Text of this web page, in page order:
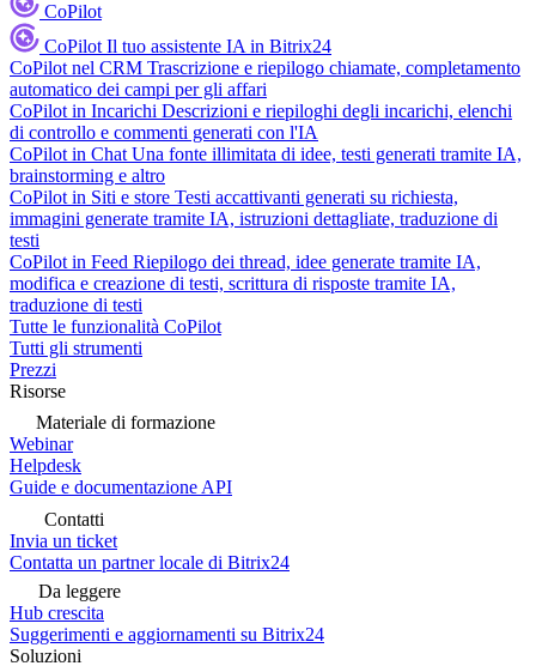
CoPilot
CoPilot Il tuo assistente IA in Bitrix24
CoPilot nel CRM Trascrizione e riepilogo chiamate, completamento
automatico dei campi per gli affari
CoPilot in Incarichi Descrizioni e riepiloghi degli incarichi, elenchi
di controllo e commenti generati con l'IA
CoPilot in Chat Una fonte illimitata di idee, testi generati tramite IA,
brainstorming e altro
CoPilot in Siti e store Testi accattivanti generati su richiesta,
immagini generate tramite IA, istruzioni dettagliate, traduzione di
testi
CoPilot in Feed Riepilogo dei thread, idee generate tramite IA,
modifica e creazione di testi, scrittura di risposte tramite IA,
traduzione di testi
Tutte le funzionalità CoPilot
Tutti gli strumenti
Prezzi
Risorse
Materiale di formazione
Webinar
Helpdesk
Guide e documentazione API
Contatti
Invia un ticket
Contatta un partner locale di Bitrix24
Da leggere
Hub crescita
Suggerimenti e aggiornamenti su Bitrix24
Soluzioni